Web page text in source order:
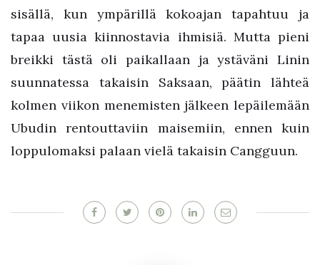
sisällä, kun ympärillä kokoajan tapahtuu ja
tapaa uusia kiinnostavia ihmisiä. Mutta pieni
breikki tästä oli paikallaan ja ystäväni Linin
suunnatessa takaisin Saksaan, päätin lähteä
kolmen viikon menemisten jälkeen lepäilemään
Ubudin rentouttaviin maisemiin, ennen kuin
loppulomaksi palaan vielä takaisin Cangguun.